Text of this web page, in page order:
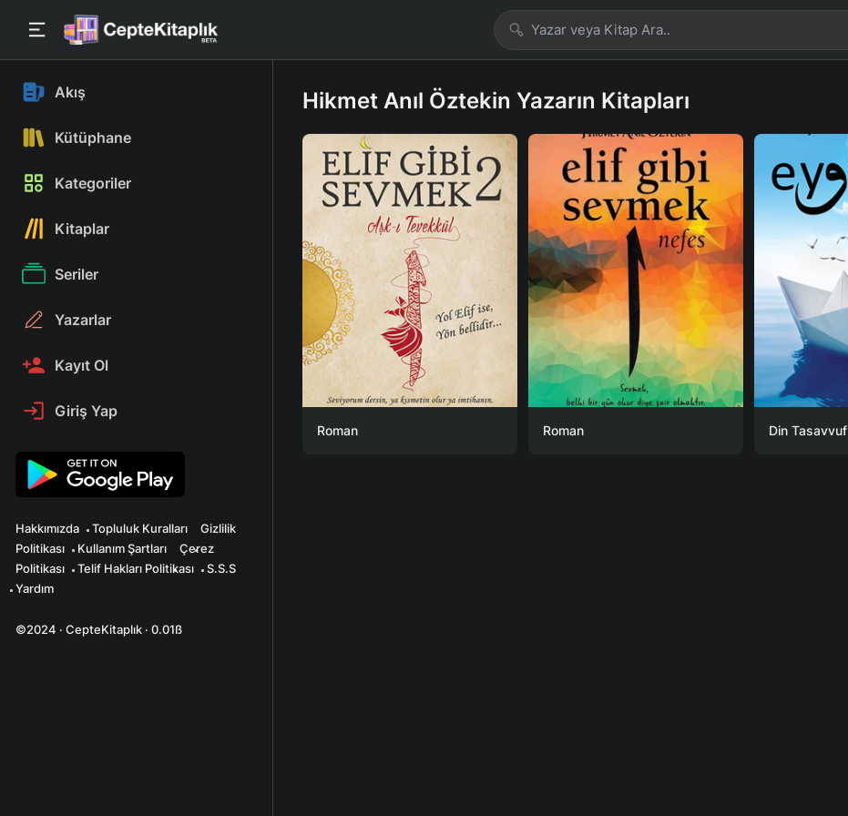
Akış
Kütüphane
Kategoriler
Kitaplar
Seriler
Yazarlar
Kayıt Ol
Giriş Yap
Hakkımızda Topluluk Kuralları
Gizlilik
Politikası
Kullanım Şartları
Çerez
Politikası
Telif Hakları Politikası
S.S.S
Yardım
©2024 · CepteKitaplık · 0.01ß
Hikmet Anıl Öztekin Yazarın Kitapları
Roman Roman Din Tasavvuf